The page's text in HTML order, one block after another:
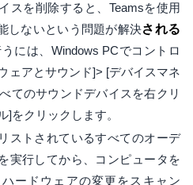
スを削除すると、Teamsを使用
しないという問題が解決される
には、Windows PCでコントロ
ェアとサウンド]> [デバイスマネ
てのサウンドデバイスを右クリ
]をクリックします。
ストされているすべてのオーデ
実行してから、コンピュータを
ードウェアの変更をスキャン